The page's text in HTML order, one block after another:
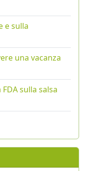
e sulla
una vacanza
sulla salsa